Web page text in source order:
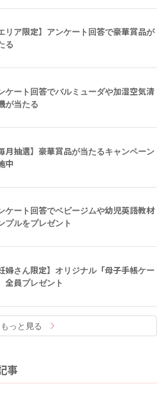
エリア限定】アンケート回答で豪華賞品が
る
ケート回答でバルミューダや加湿空気清
が当たる
毎月抽選】豪華賞品が当たるキャンペーン
中
ケート回答でベビージムや幼児英語教材
プルをプレゼント
妊婦さん限定】オリジナル「母子手帳ケー
全員プレゼント
もっと見る
事